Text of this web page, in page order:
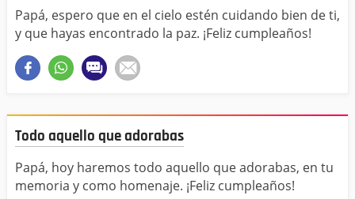
Papá, espero que en el cielo estén cuidando bien de ti,
y que hayas encontrado la paz. ¡Feliz cumpleaños!
Todo aquello que adorabas
Papá, hoy haremos todo aquello que adorabas, en tu
memoria y como homenaje. ¡Feliz cumpleaños!